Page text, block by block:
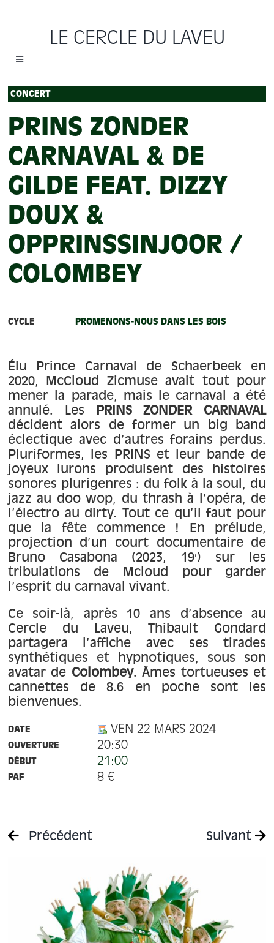
LE CERCLE DU LAVEU
Toggle
Accueil
Cycles
Programme
Sauvons le Cercle
À propos
CONCERT
PRINS ZONDER
CARNAVAL & DE
GILDE FEAT. DIZZY
DOUX &
OPPRINSSINJOOR /
COLOMBEY
CYCLE PROMENONS-NOUS DANS LES BOIS
Élu Prince Carnaval de Schaerbeek en
2020, McCloud Zicmuse avait tout pour
mener la parade, mais le carnaval a été
annulé. Les PRINS ZONDER CARNAVAL
décident alors de former un big band
éclectique avec d’autres forains perdus.
Pluriformes, les PRINS et leur bande de
joyeux lurons produisent des histoires
sonores plurigenres : du folk à la soul, du
jazz au doo wop, du thrash à l’opéra, de
l’électro au dirty. Tout ce qu’il faut pour
que la fête commence ! En prélude,
projection d’un court documentaire de
Bruno Casabona (2023, 19′) sur les
tribulations de Mcloud pour garder
l’esprit du carnaval vivant.
Ce soir-là, après 10 ans d’absence au
Cercle du Laveu, Thibault Gondard
partagera l’affiche avec ses tirades
synthétiques et hypnotiques, sous son
avatar de Colombey. Âmes tortueuses et
cannettes de 8.6 en poche sont les
bienvenues.
DATE VEN 22 MARS 2024
OUVERTURE 20:30
DÉBUT 21:00
PAF 8 €
Précédent Suivant